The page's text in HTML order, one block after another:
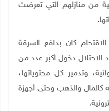
من منازلهم التي تعرضت
.
كان بدافع السرقة
دخول أكبر عدد من
وتدمير كل محتوياتها،
والذهب وحتى أجهزة
.